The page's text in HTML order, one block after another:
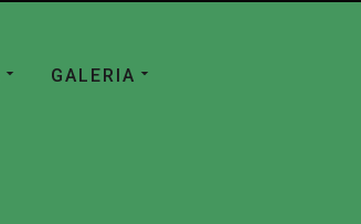
GALERIA